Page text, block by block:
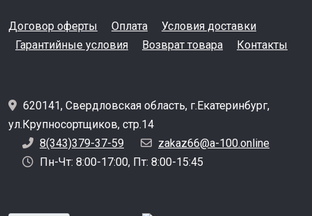
Договор оферты Оплата
Условия доставки
Гарантийные условия
Возврат товара Контакты
620141, Свердловская область, г.Екатеринбург,
ул.Крупносортщиков, стр.14
8(343)379-37-59
zakaz66@a-100.online
Пн-Чт: 8:00-17:00, Пт: 8:00-15:45